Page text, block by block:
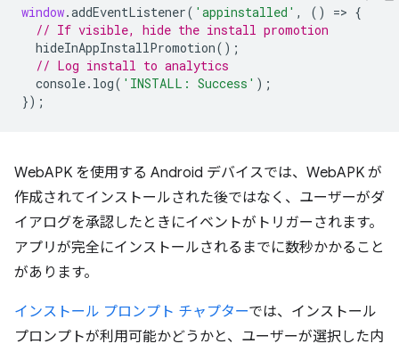
window.addEventListener( 'appinstalled' , () => {
// If visible, hide the install promotion
hideInAppInstallPromotion();
// Log install to analytics
console. log( 'INSTALL: Success' );
});
WebAPK を使用する Android デバイスでは、WebAPK が
作成されてインストールされた後ではなく、ユーザーがダ
イアログを承認したときにイベントがトリガーされます。
アプリが完全にインストールされるまでに数秒かかること
があります。
インストール プロンプト チャプターでは、インストール
プロンプトが利用可能かどうかと、ユーザーが選択した内